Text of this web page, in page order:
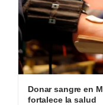
Donar sangre en
fortalece la salud